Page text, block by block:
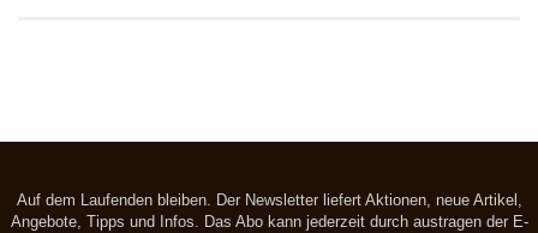
Auf dem Laufenden bleiben. Der Newsletter liefert Aktionen, neue Artikel,
Angebote, Tipps und Infos. Das Abo kann jederzeit durch austragen der E-